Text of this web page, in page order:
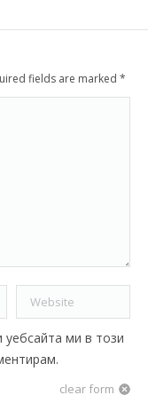
fields are marked *
Website
ми в този
clear form